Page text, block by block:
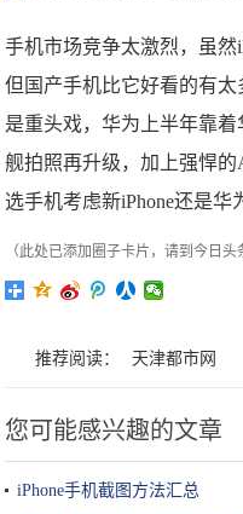
手机市场竞争太激烈，虽然
但国产手机比它好看的有
是重头戏，华为上半年靠
舰拍照再升级，加上强悍的
选手机考虑新iPhone还是华
（此处已添加圈子卡片，请到今日头
推荐阅读： 天津都市网
您可能感兴趣的文章
iPhone手机截图方法汇总